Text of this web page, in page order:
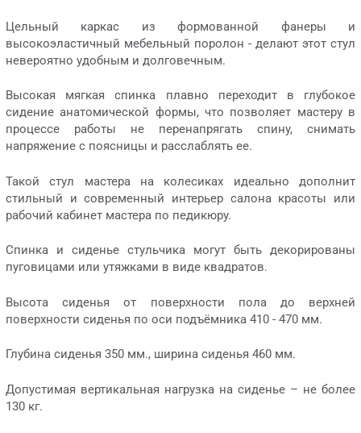
Цельный каркас из формованной фанеры и
высокоэластичный мебельный поролон - делают этот стул
невероятно удобным и долговечным.
Высокая мягкая спинка плавно переходит в глубокое
сидение анатомической формы, что позволяет мастеру в
процессе работы не перенапрягать спину, снимать
напряжение с поясницы и расслаблять ее.
Такой стул мастера на колесиках идеально дополнит
стильный и современный интерьер салона красоты или
рабочий кабинет мастера по педикюру.
Спинка и сиденье стульчика могут быть декорированы
пуговицами или утяжками в виде квадратов.
Высота сиденья от поверхности пола до верхней
поверхности сиденья по оси подъёмника 410 - 470 мм.
Глубина сиденья 350 мм., ширина сиденья 460 мм.
Допустимая вертикальная нагрузка на сиденье – не более
130 кг.